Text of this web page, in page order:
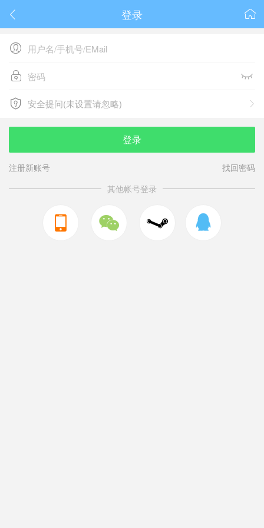
 
登录

 
 
安全提问(未设置请忽略)
安全提问(未设置请忽略)
登录
注册新账号
找回密码
其他帐号登录
  